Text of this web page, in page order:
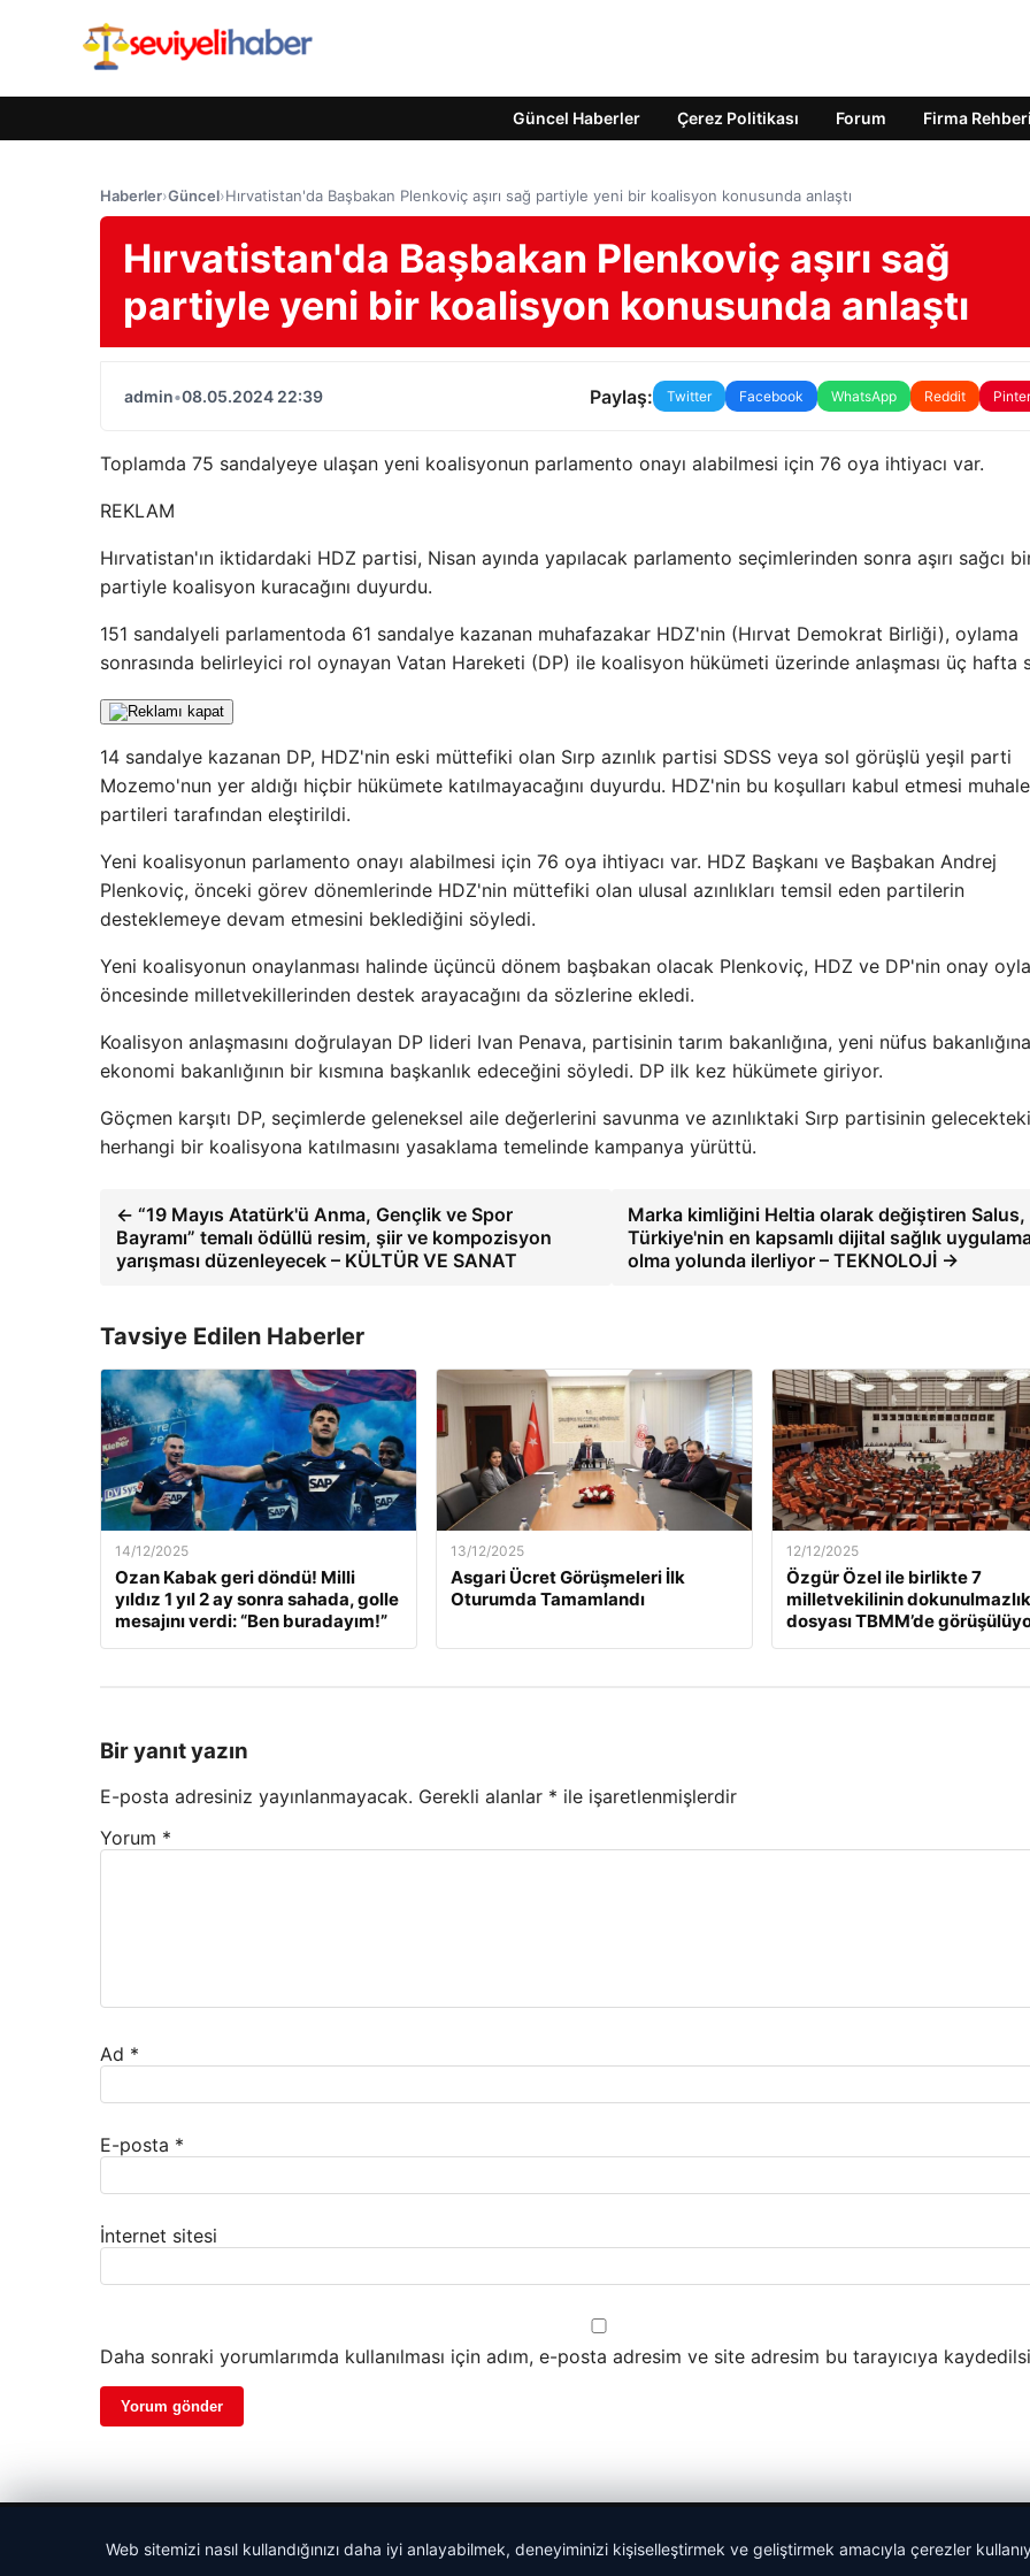
Güncel Haberler Çerez Politikası Forum Firma Rehberi
Haberler›Güncel›Hırvatistan'da Başbakan Plenkoviç aşırı sağ partiyle yeni bir koalisyon konusunda anlaştı
Hırvatistan'da Başbakan Plenkoviç aşırı sağ
partiyle yeni bir koalisyon konusunda anlaştı
admin•08.05.2024 22:39 Paylaş: Twitter Facebook WhatsApp Reddit
Toplamda 75 sandalyeye ulaşan yeni koalisyonun parlamento onayı alabilmesi için 76 oya ihtiyacı var.
REKLAM
Hırvatistan'ın iktidardaki HDZ partisi, Nisan ayında yapılacak parlamento seçimlerinden sonra aşırı sağcı
partiyle koalisyon kuracağını duyurdu.
151 sandalyeli parlamentoda 61 sandalye kazanan muhafazakar HDZ'nin (Hırvat Demokrat Birliği), oylama
sonrasında belirleyici rol oynayan Vatan Hareketi (DP) ile koalisyon hükümeti üzerinde anlaşması üç hafta
14 sandalye kazanan DP, HDZ'nin eski müttefiki olan Sırp azınlık partisi SDSS veya sol görüşlü yeşil parti
Mozemo'nun yer aldığı hiçbir hükümete katılmayacağını duyurdu. HDZ'nin bu koşulları kabul etmesi
partileri tarafından eleştirildi.
Yeni koalisyonun parlamento onayı alabilmesi için 76 oya ihtiyacı var. HDZ Başkanı ve Başbakan Andrej
Plenkoviç, önceki görev dönemlerinde HDZ'nin müttefiki olan ulusal azınlıkları temsil eden partilerin
desteklemeye devam etmesini beklediğini söyledi.
Yeni koalisyonun onaylanması halinde üçüncü dönem başbakan olacak Plenkoviç, HDZ ve DP'nin onay
öncesinde milletvekillerinden destek arayacağını da sözlerine ekledi.
Koalisyon anlaşmasını doğrulayan DP lideri Ivan Penava, partisinin tarım bakanlığına, yeni nüfus
ekonomi bakanlığının bir kısmına başkanlık edeceğini söyledi. DP ilk kez hükümete giriyor.
Göçmen karşıtı DP, seçimlerde geleneksel aile değerlerini savunma ve azınlıktaki Sırp partisinin gelecekteki
herhangi bir koalisyona katılmasını yasaklama temelinde kampanya yürüttü.
← “19 Mayıs Atatürk'ü Anma, Gençlik ve Spor
Bayramı” temalı ödüllü resim, şiir ve kompozisyon
yarışması düzenleyecek – KÜLTÜR VE SANAT
Marka kimliğini Heltia olarak değiştiren Salus,
Türkiye'nin en kapsamlı dijital sağlık
olma yolunda ilerliyor – TEKNOLOJİ →
Tavsiye Edilen Haberler
14/12/2025
Ozan Kabak geri döndü! Milli
yıldız 1 yıl 2 ay sonra sahada, golle
mesajını verdi: “Ben buradayım!”
13/12/2025
Asgari Ücret Görüşmeleri İlk
Oturumda Tamamlandı
12/12/2025
Özgür Özel ile birlikte 7
milletvekilinin dokunulmazlık
dosyası TBMM’de
Bir yanıt yazın
E-posta adresiniz yayınlanmayacak. Gerekli alanlar * ile işaretlenmişlerdir
Yorum *
Ad *
E-posta *
İnternet sitesi
Daha sonraki yorumlarımda kullanılması için adım, e-posta adresim ve site adresim bu tarayıcıya
Web sitemizi nasıl kullandığınızı daha iyi anlayabilmek, deneyiminizi kişiselleştirmek ve geliştirmek amacıyla çerezler